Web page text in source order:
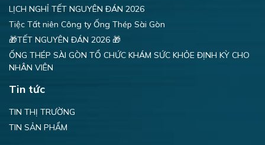
LỊCH NGHỈ TẾT NGUYÊN ĐÁN 2026
Tiệc Tất niên Công ty Ống Thép Sài Gòn
🎁TẾT NGUYÊN ĐÁN 2026 🎁
ỐNG THÉP SÀI GÒN TỔ CHỨC KHÁM SỨC KHỎE ĐỊNH KỲ CHO
NHÂN VIÊN
Tin tức
TIN THỊ TRƯỜNG
TIN SẢN PHẨM